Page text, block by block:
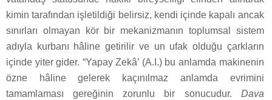
kimin tarafından işletildiği belirsiz, kendi içinde kapalı ancak
sınırları olmayan kör bir mekanizmanın toplumsal sistem
adıyla kurbanı hâline getirilir ve un ufak olduğu çarkların
içinde yiter gider. “Yapay Zekâ’ (A.I.) bu anlamda makinenin
özne hâline gelerek kaçınılmaz anlamda evrimini
tamamlaması gereğinin zorunlu bir sonucudur. Dava